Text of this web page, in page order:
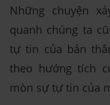
Những chuyện
quanh chúng ta
tự tin của bản
theo hướng tích
mòn sự tự tin của